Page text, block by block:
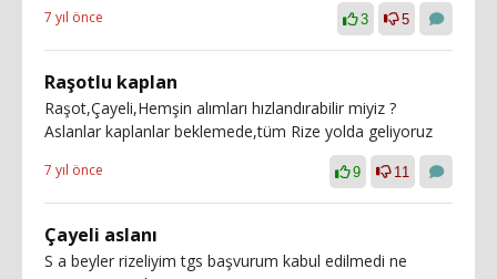
7 yıl önce 3 5
Raşotlu kaplan
Raşot,Çayeli,Hemşin alımları hızlandırabilir miyiz ?
Aslanlar kaplanlar beklemede,tüm Rize yolda geliyoruz
7 yıl önce 9 11
Çayeli aslanı
S a beyler rizeliyim tgs başvurum kabul edilmedi ne